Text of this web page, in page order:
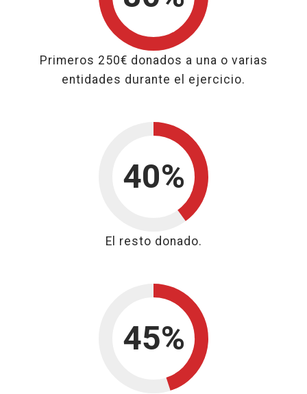
80% para los
Primeros 250€ donados a una o varias
entidades durante el ejercicio.
40%
40% para
El resto donado.
45%